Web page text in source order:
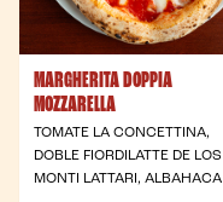
MARGHERITA DOPPIA
MOZZARELLA
TOMATE LA CONCETTINA,
DOBLE FIORDILATTE DE LOS
MONTI LATTARI, ALBAHACA